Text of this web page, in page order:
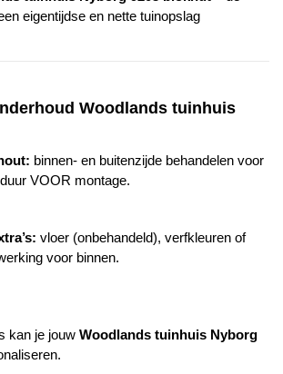
eigentijdse en nette tuinopslag
Woodlands tuinhuis
binnen- en buitenzijde behandelen voor
VOOR montage.
vloer (onbehandeld), verfkleuren of
voor binnen.
kan je jouw Woodlands tuinhuis Nyborg